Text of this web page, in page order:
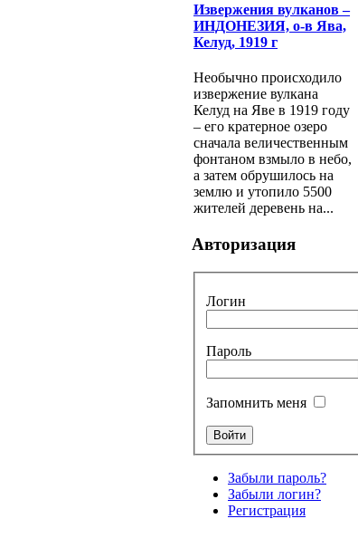
Извержения вулканов –
ИНДОНЕЗИЯ, о-в Ява,
Келуд, 1919 г
Необычно происходило
извержение вулкана
Келуд на Яве в 1919 году
– его кратерное озеро
сначала величественным
фонтаном взмыло в небо,
а затем обрушилось на
землю и утопило 5500
жителей деревень на...
Авторизация
Логин
Пароль
Запомнить меня
Забыли пароль?
Забыли логин?
Регистрация